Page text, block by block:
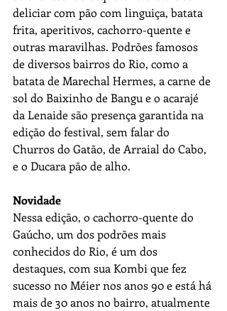
deliciar com pão com linguiça, batata
frita, aperitivos, cachorro-quente e
outras maravilhas. Podrões famosos
de diversos bairros do Rio, como a
batata de Marechal Hermes, a carne de
sol do Baixinho de Bangu e o acarajé
da Lenaide são presença garantida na
edição do festival, sem falar do
Churros do Gatão, de Arraial do Cabo,
e o Ducara pão de alho.
Novidade
Nessa edição, o cachorro-quente do
Gaúcho, um dos podrões mais
conhecidos do Rio, é um dos
destaques, com sua Kombi que fez
sucesso no Méier nos anos 90 e está há
mais de 30 anos no bairro, atualmente